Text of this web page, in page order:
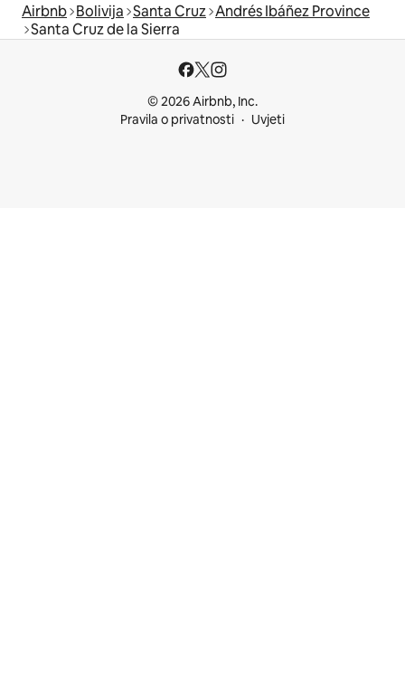
Airbnb Bolivija Santa Cruz Andrés Ibáñez Province
Santa Cruz de la Sierra
© 2026 Airbnb, Inc.
Pravila o privatnosti
Uvjeti